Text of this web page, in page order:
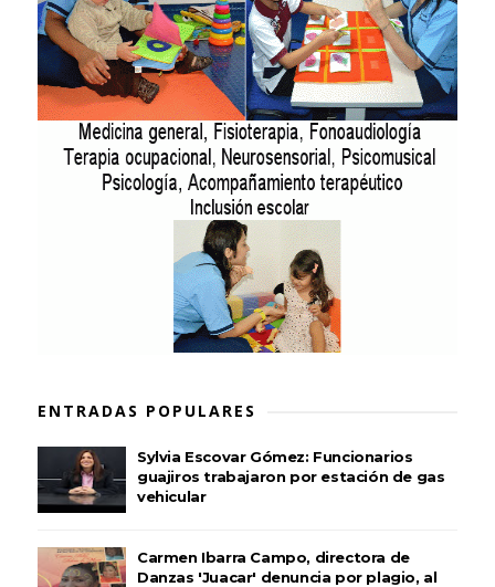
ENTRADAS POPULARES
Sylvia Escovar Gómez: Funcionarios
guajiros trabajaron por estación de gas
vehicular
Carmen Ibarra Campo, directora de
Danzas 'Juacar' denuncia por plagio, al